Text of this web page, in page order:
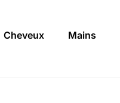
Cheveux Mains